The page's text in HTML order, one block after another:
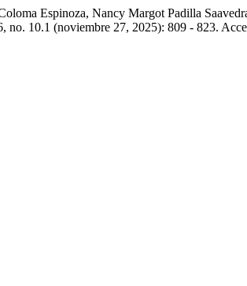
Espinoza, Nancy Margot Padilla
no. 10.1 (noviembre 27, 2025): 809 - 823.